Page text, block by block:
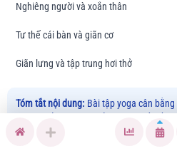
Nghiêng người và xoắn thân
Tư thế cái bàn và giãn cơ
Giãn lưng và tập trung hơi thở
Tóm tắt nội dung: Bài tập yoga cân
tác từ khởi động hít thở, các tư thế ngồi,
giãn cơ lưng an toàn và hiệu quả.